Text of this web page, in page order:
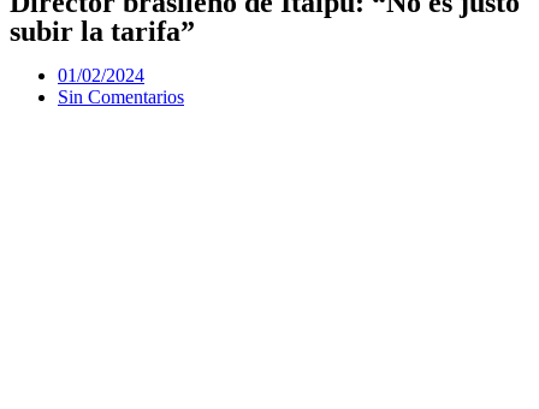
subir la tarifa”
01/02/2024
Sin Comentarios